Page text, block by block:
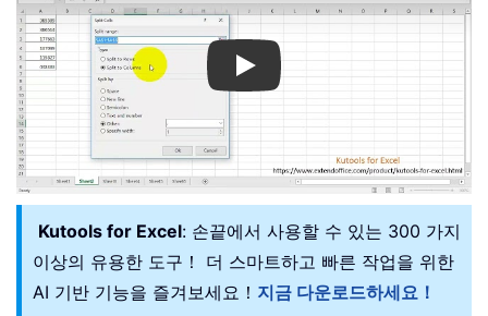
Play
Kutools for Excel: 손끝에서 사용할 수 있는 300 가지
이상의 유용한 도구！ 더 스마트하고 빠른 작업을 위한
AI 기반 기능을 즐겨보세요！ 지금 다운로드하세요！